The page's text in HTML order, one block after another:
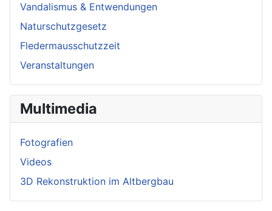
Vandalismus & Entwendungen
Naturschutzgesetz
Fledermausschutzzeit
Veranstaltungen
Multimedia
Fotografien
Videos
3D Rekonstruktion im Altbergbau